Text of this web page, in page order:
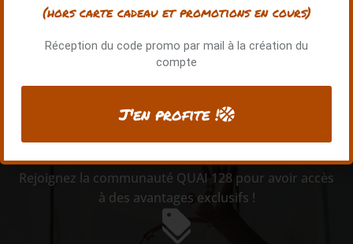
Offres et
exclusivités Quai
128
Rejoignez la communauté QUAI 128 pour avoir accès
à des avantages exclusifs !
(hors carte cadeau et promotions en cours)
Réception du code promo par mail à la création du
compte
J'en profite !